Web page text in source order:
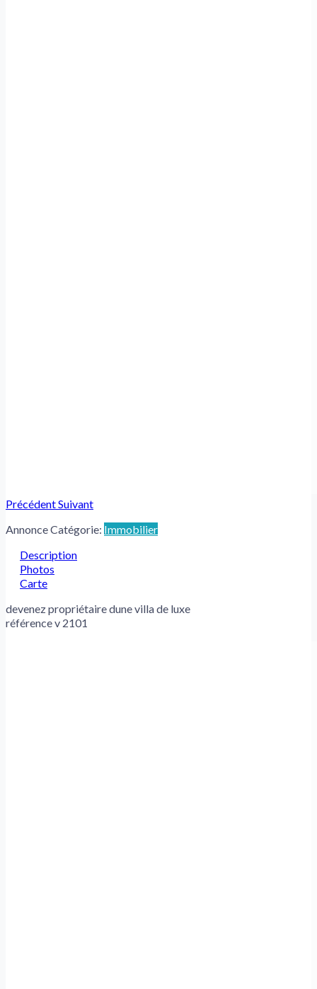
PrécédentSuivant
Annonce Catégorie: Immobilier
Description
Photos
Carte
devenez propriétaire dune villa de luxe
référence v 2101